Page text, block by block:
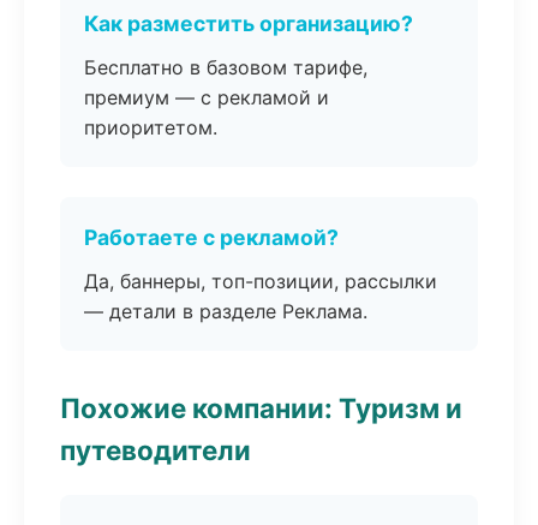
Как разместить организацию?
Бесплатно в базовом тарифе,
премиум — с рекламой и
приоритетом.
Работаете с рекламой?
Да, баннеры, топ-позиции, рассылки
— детали в разделе Реклама.
Похожие компании: Туризм и
путеводители